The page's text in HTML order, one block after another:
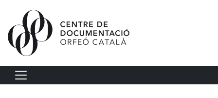
Vés al contingut
Navegació principal